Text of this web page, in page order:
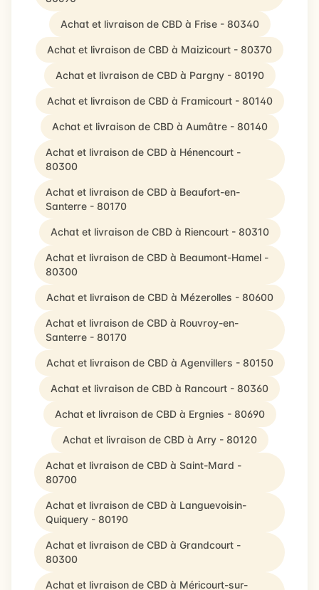
Achat et livraison de CBD à Frise - 80340
Achat et livraison de CBD à Maizicourt - 80370
Achat et livraison de CBD à Pargny - 80190
Achat et livraison de CBD à Framicourt - 80140
Achat et livraison de CBD à Aumâtre - 80140
Achat et livraison de CBD à Hénencourt -
80300
Achat et livraison de CBD à Beaufort-en-
Santerre - 80170
Achat et livraison de CBD à Riencourt - 80310
Achat et livraison de CBD à Beaumont-Hamel -
80300
Achat et livraison de CBD à Mézerolles - 80600
Achat et livraison de CBD à Rouvroy-en-
Santerre - 80170
Achat et livraison de CBD à Agenvillers - 80150
Achat et livraison de CBD à Rancourt - 80360
Achat et livraison de CBD à Ergnies - 80690
Achat et livraison de CBD à Arry - 80120
Achat et livraison de CBD à Saint-Mard -
80700
Achat et livraison de CBD à Languevoisin-
Quiquery - 80190
Achat et livraison de CBD à Grandcourt -
80300
Achat et livraison de CBD à Méricourt-sur-